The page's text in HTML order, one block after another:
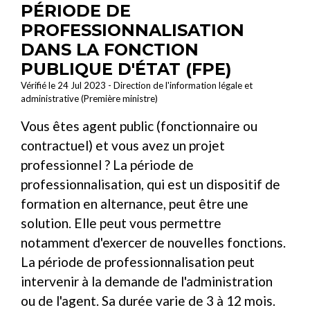
PÉRIODE DE
PROFESSIONNALISATION
DANS LA FONCTION
PUBLIQUE D'ÉTAT (FPE)
Vérifié le 24 Jul 2023 - Direction de l'information légale et
administrative (Première ministre)
Vous êtes agent public (fonctionnaire ou
contractuel) et vous avez un projet
professionnel ? La période de
professionnalisation, qui est un dispositif de
formation en alternance, peut être une
solution. Elle peut vous permettre
notamment d'exercer de nouvelles fonctions.
La période de professionnalisation peut
intervenir à la demande de l'administration
ou de l'agent. Sa durée varie de 3 à 12 mois.